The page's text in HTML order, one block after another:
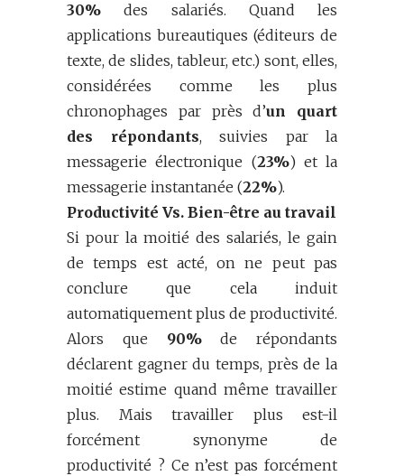
30% des salariés. Quand les
applications bureautiques (éditeurs de
texte, de slides, tableur, etc.) sont, elles,
considérées comme les plus
chronophages par près d’un quart
des répondants, suivies par la
messagerie électronique (23%) et la
messagerie instantanée (22%).
Productivité Vs. Bien-être au travail
Si pour la moitié des salariés, le gain
de temps est acté, on ne peut pas
conclure que cela induit
automatiquement plus de productivité.
Alors que 90%de répondants
déclarent gagner du temps, près de la
moitié estime quand même travailler
plus. Mais travailler plus est-il
forcément synonyme de
productivité ? Ce n’est pas forcément